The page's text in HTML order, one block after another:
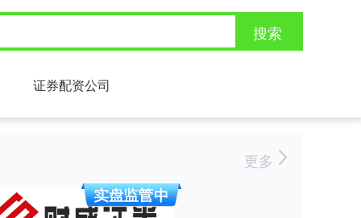
搜索
证券配资公司
更多